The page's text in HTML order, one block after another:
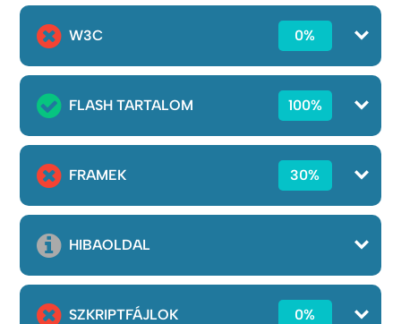
W3C 0%
FLASH TARTALOM 100%
FRAMEK 30%
HIBAOLDAL
SZKRIPTFÁJLOK 0%